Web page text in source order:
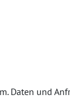
Daten und